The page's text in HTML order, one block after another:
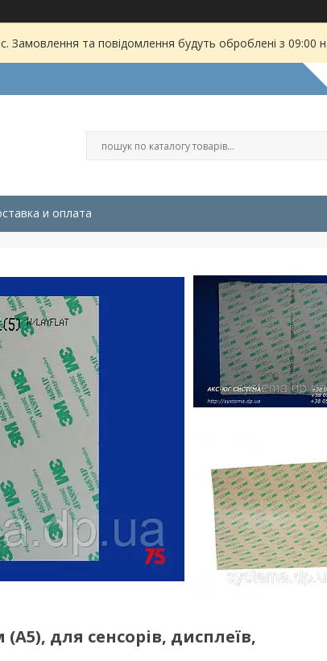
Замовлення та повідомлення будуть оброблені з
и оплата
для сенсорів, дисплеїв,